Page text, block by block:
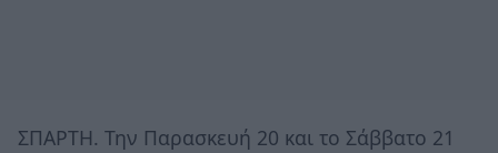
ΣΠΑΡΤΗ. Την Παρασκευή 20 και το Σάββατο 21